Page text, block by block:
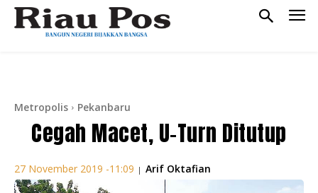
Metropolis Pekanbaru
Cegah Macet, U-Turn Ditutup
27 November 2019 -11:09 | Arif Oktafian